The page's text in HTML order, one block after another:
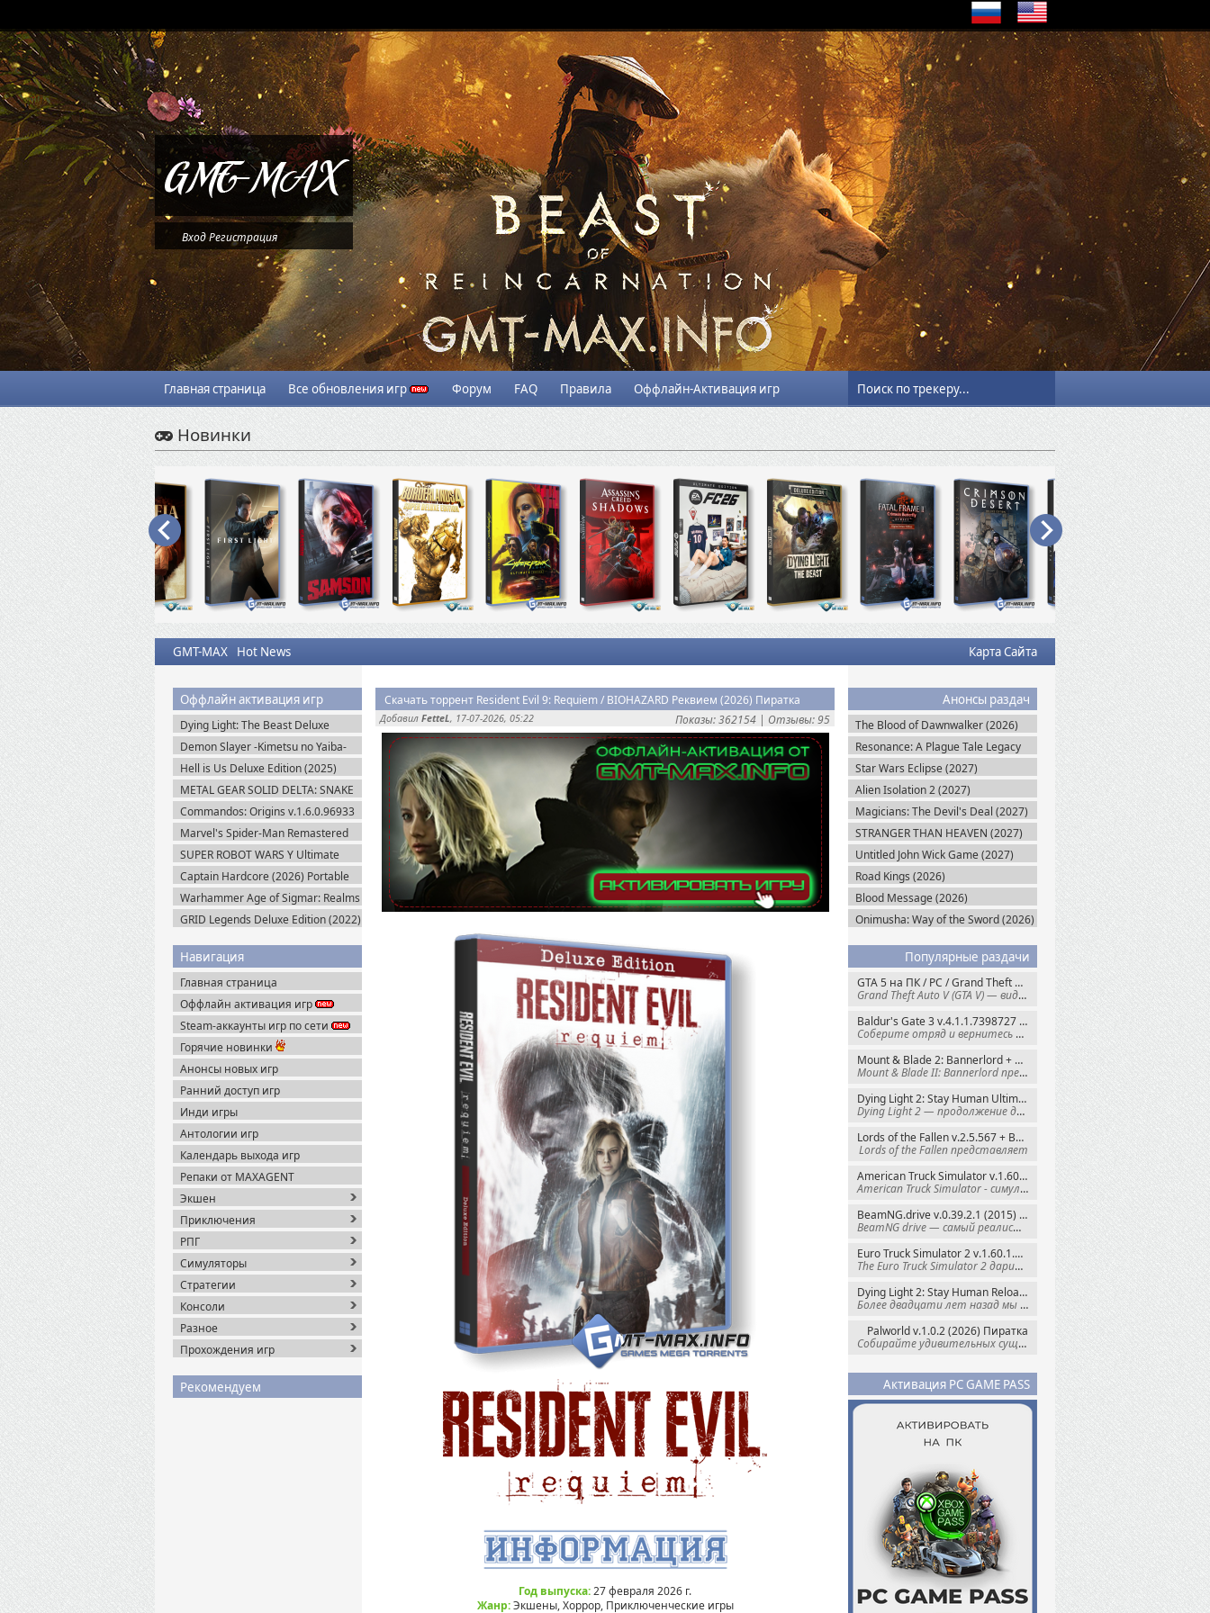
ВходРегистрация
Главная страница Все обновления игр Форум FAQ Правила Оффлайн-Активация игр
Новинки
GMT-MAX Hot News Карта Сайта
Анонсы раздач
The Blood of Dawnwalker (2026)
Resonance: A Plague Tale Legacy
(2026)
Star Wars Eclipse (2027)
Alien Isolation 2 (2027)
Magicians: The Devil's Deal (2027)
STRANGER THAN HEAVEN (2027)
Untitled John Wick Game (2027)
Road Kings (2026)
Blood Message (2026)
Onimusha: Way of the Sword (2026)
Популярные раздачи
GTA 5 на ПК / PC / Grand Theft Auto V: Premium Edition (2015) Steam-Rip
Grand Theft Auto V (GTA V) — видеоигра из
Baldur's Gate 3 v.4.1.1.7398727 + Все DLC (2023) GOG-Rip
Соберите отряд и вернитесь в Забытые
Mount & Blade 2: Bannerlord + War Sails v.1.4.7.117484 (2025) GOG
Mount & Blade II: Bannerlord представляет
Dying Light 2: Stay Human Ultimate Edition v.1.29.1 + Все DLC (2022) Пиратка
Dying Light 2 — продолжение динамичного
Lords of the Fallen v.2.5.567 + Все DLC (2023) Пиратка
Lords of the Fallen представляет
American Truck Simulator v.1.60.1.8s + Все DLC (2016) Пиратка
American Truck Simulator - симулятор
BeamNG.drive v.0.39.2.1 (2015) RePack
BeamNG drive — самый реалистичный
Euro Truck Simulator 2 v.1.60.1.7s + Все DLC (2012) Пиратка
The Euro Truck Simulator 2 дарит вам опыт
Dying Light 2: Stay Human Reloaded Edition v.1.28.3 + Все DLC (2022) RePack
Более двадцати лет назад мы пытались
Palworld v.1.0.2 (2026) Пиратка
Собирайте удивительных существ — Палов —
Активация PC GAME PASS
Оффлайн активация игр
Dying Light: The Beast Deluxe
Edition v.1.6.4 + Все DLC (2025)
Пиратка
Demon Slayer -Kimetsu no Yaiba-
The Hinokami Chronicles 2 (2025)
Steam-Rip
Hell is Us Deluxe Edition (2025)
Пиратка
METAL GEAR SOLID DELTA: SNAKE
EATER v.1.2.4 (2025) Пиратка
Commandos: Origins v.1.6.0.96933
+ Все DLC (2025) Пиратка
Marvel's Spider-Man Remastered
v.4.630.0.0 + Все DLC (2022)
Пиратка
SUPER ROBOT WARS Y Ultimate
Edition + Все DLC (2025) Пиратка
Captain Hardcore (2026) Portable
Warhammer Age of Sigmar: Realms
of Ruin Ultimate Edition (2023)
Steam-Rip
GRID Legends Deluxe Edition (2022)
Навигация
Главная страница
Оффлайн активация игр
Steam-аккаунты игр по сети
Горячие новинки
Анонсы новых игр
Ранний доступ игр
Инди игры
Антологии игр
Календарь выхода игр
Репаки от MAXAGENT
Экшен
Приключения
РПГ
Симуляторы
Стратегии
Консоли
Разное
Прохождения игр
Рекомендуем
Скачать торрент Resident Evil 9: Requiem / BIOHAZARD Реквием (2026) Пиратка
Показы: 362154 | Отзывы: 95
Добавил FetteL, 17-07-2026, 05:22
Год выпуска:27 февраля 2026 г.
Жанр:Экшены, Хоррор, Приключенческие игры